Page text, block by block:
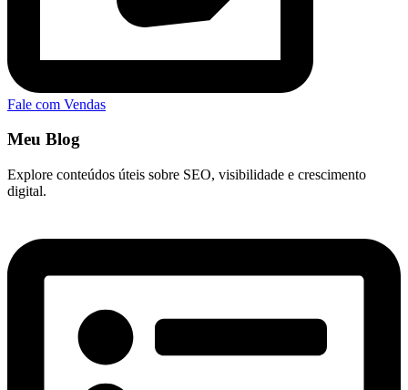
Fale com Vendas
Meu Blog
Explore conteúdos úteis sobre SEO, visibilidade e crescimento
digital.